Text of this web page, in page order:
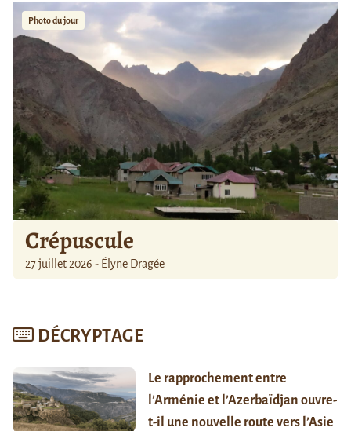
Photo du jour
Crépuscule
27 juillet 2026 - Élyne Dragée
DÉCRYPTAGE
Le rapprochement entre
l’Arménie et l’Azerbaïdjan ouvre-
t-il une nouvelle route vers l’Asie